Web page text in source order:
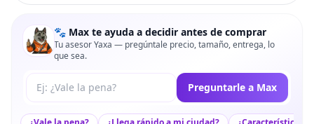
🐾 Max te ayuda a decidir antes de comprar
Tu asesor Yaxa — pregúntale precio, tamaño, entrega, lo
que sea.
Tu pregunta a Max Preguntarle a Max